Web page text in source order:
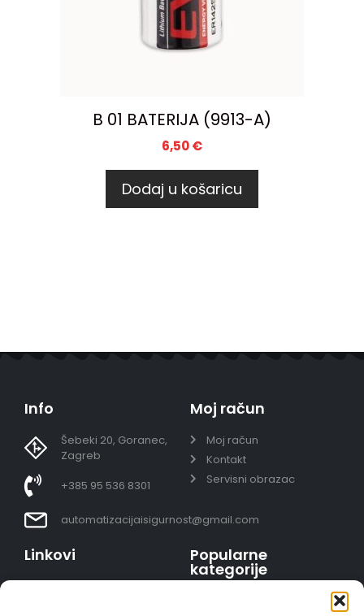
B 01 BATERIJA (9913-A)
6,50€
Dodaj u košaricu
Info
Šebeki 20, Goranec,
Zagreb
+385 95 536 8301
automatizacijaisigurnost@gmail.com
Moj račun
Moj račun
Kontakt
Servisni obrazac
Linkovi Popularne
kategorije
Video nadzor - kompleti